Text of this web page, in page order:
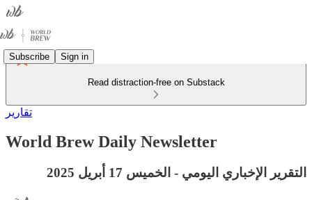
Subscribe Sign in
Read distraction-free on Substack
تقارير
World Brew Daily Newsletter
التقرير الإخباري اليومي - الخميس 17 أبريل 2025